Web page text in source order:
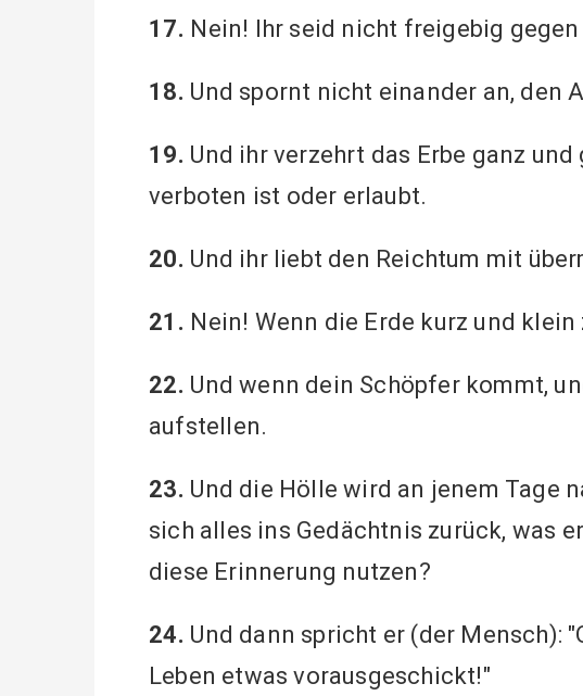
17. Nein! Ihr seid nicht freigebig gegen
18. Und spornt nicht einander an, den
19. Und ihr verzehrt das Erbe ganz
verboten ist oder erlaubt.
20. Und ihr liebt den Reichtum mit
21. Nein! Wenn die Erde kurz und
22. Und wenn dein Schöpfer kommt,
aufstellen.
23. Und die Hölle wird an jenem Tage
sich alles ins Gedächtnis zurück, was
diese Erinnerung nutzen?
24. Und dann spricht er (der Mensch):
Leben etwas vorausgeschickt!"